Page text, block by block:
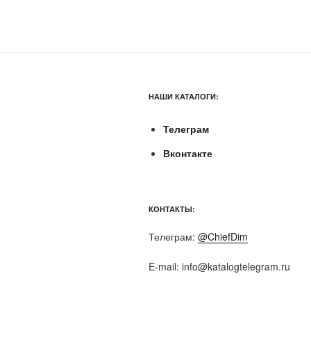
НАШИ КАТАЛОГИ:
Телеграм
Вконтакте
КОНТАКТЫ:
Телеграм: @ChiefDim
E-mail: info@katalogtelegram.ru